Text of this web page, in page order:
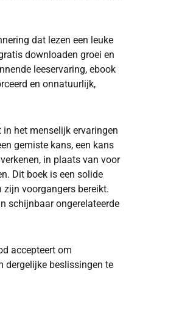
dat lezen een leuke
downloaden groei en
leeservaring, ebook
en onnatuurlijk,
het menselijk ervaringen
gemiste kans, een kans
in plaats van voor
Dit boek is een solide
voorgangers bereikt.
schijnbaar ongerelateerde
accepteert om
dergelijke beslissingen te